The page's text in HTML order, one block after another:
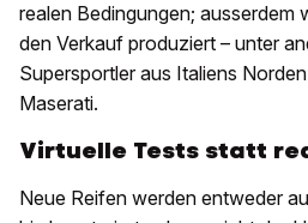
realen Bedingungen; ausserdem
den Verkauf produziert – unter
Supersportler aus Italiens
Maserati.
Virtuelle Tests statt
Neue Reifen werden entweder